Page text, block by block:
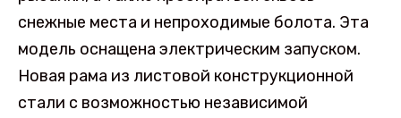
снежные места и непроходимые болота. Эта
модель оснащена электрическим запуском.
Новая рама из листовой конструкционной
стали с возможностью независимой